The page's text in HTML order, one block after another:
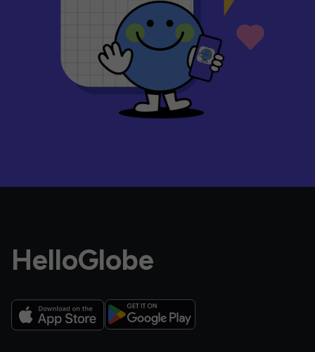
HelloGlobe